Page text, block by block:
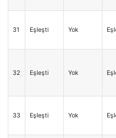
31 Eşleşti Yok
32 Eşleşti Yok
33 Eşleşti Yok